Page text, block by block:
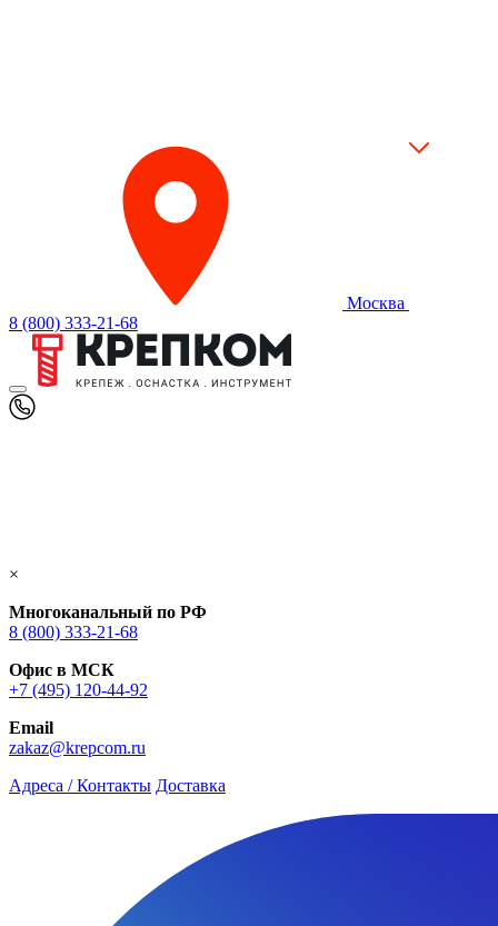
Москва
8 (800) 333-21-68
×
Многоканальный по РФ
8 (800) 333‑21-68
Офис в МСК
+7 (495) 120-44-92
Email
zakaz@krepcom.ru
Адреса / Контакты Доставка